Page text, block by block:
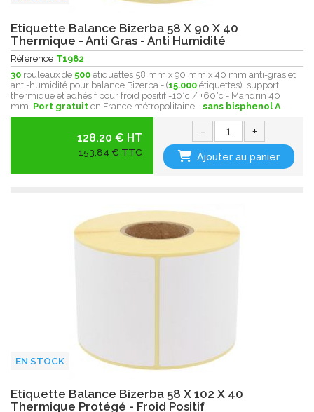
Etiquette Balance Bizerba 58 X 90 X 40
Thermique - Anti Gras - Anti Humidité
Référence T1982
30 rouleaux de 500 étiquettes 58 mm x 90 mm x 40 mm anti-gras et
anti-humidité pour balance Bizerba - (15.000 étiquettes) support
thermique et adhésif pour froid positif -10°c / +60°c - Mandrin 40
mm. Port gratuit en France métropolitaine - sans bisphenol A
128.20 € HT
153,84 € TTC
- +
Ajouter au panier
EN STOCK
Etiquette Balance Bizerba 58 X 102 X 40
Thermique Protégé - Froid Positif